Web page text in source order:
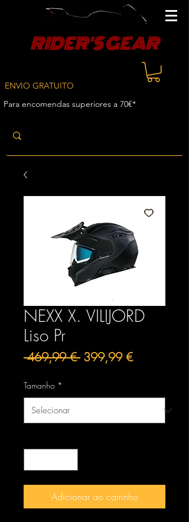
RIDER'S GEAR
ENVIO GRATUITO
Para encomendas superiores a 70€*
NEXX X. VILIJORD
Liso Pr
469,99 € Preço
399,99 €Preço
Tamanho *
Adicionar ao carrinho